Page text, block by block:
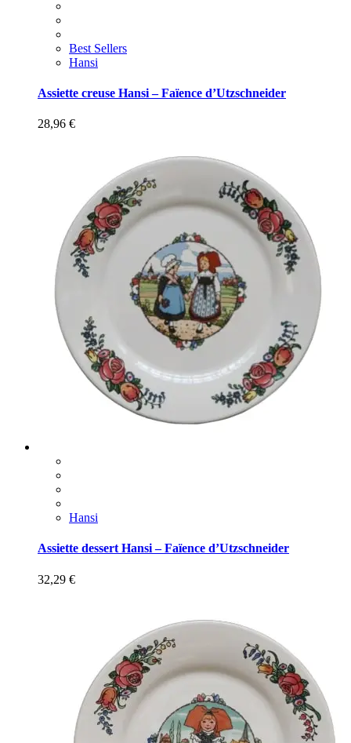
Best Sellers
Hansi
Assiette creuse Hansi – Faïence d’Utzschneider
28,96 €
Hansi
Assiette dessert Hansi – Faïence d’Utzschneider
32,29 €